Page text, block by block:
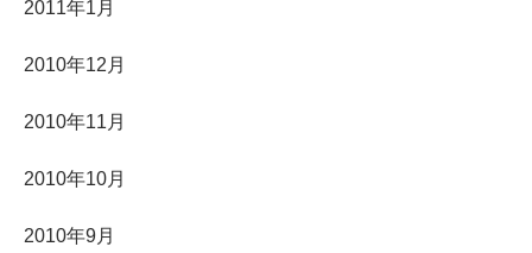
2011年1月
2010年12月
2010年11月
2010年10月
2010年9月